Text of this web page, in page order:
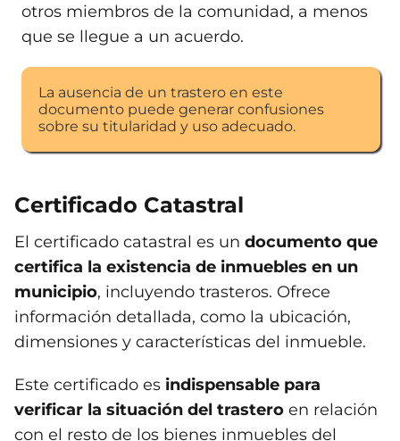
otros miembros de la comunidad, a menos
que se llegue a un acuerdo.
La ausencia de un trastero en este
documento puede generar confusiones
sobre su titularidad y uso adecuado.
Certificado Catastral
El certificado catastral es un documento que
certifica la existencia de inmuebles en un
municipio, incluyendo trasteros. Ofrece
información detallada, como la ubicación,
dimensiones y características del inmueble.
Este certificado es indispensable para
verificar la situación del trastero en relación
con el resto de los bienes inmuebles del